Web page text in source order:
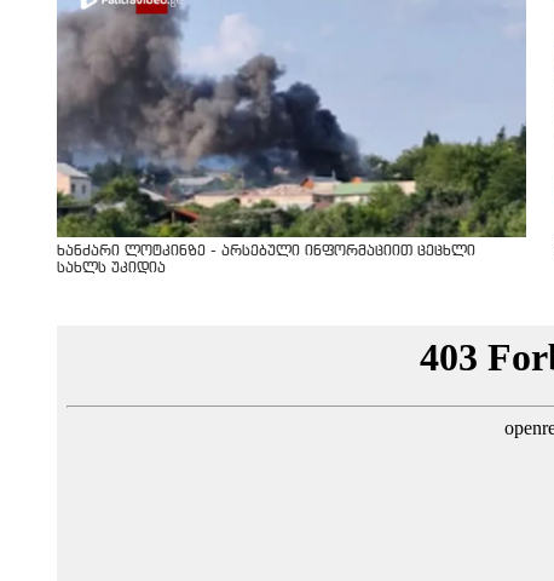
ხანძარი ლოტკინზე - არსებული ინფორმაციით ცეცხლი
სახლს უკიდია